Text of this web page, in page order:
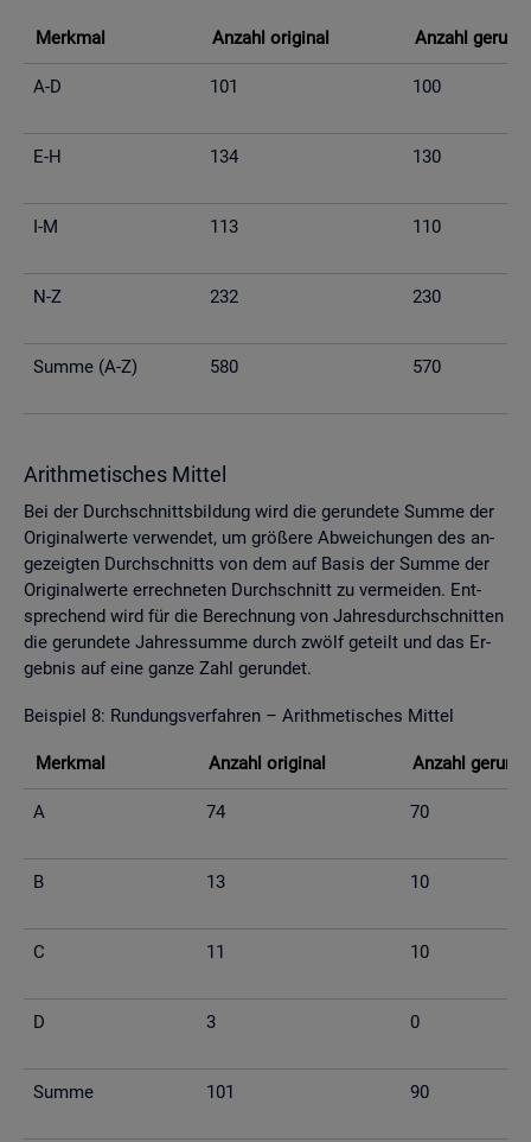
Merk­mal An­zahl ori­gi­nal An­zahl
A-D 101 100
E-H 134 130
I-M 113 110
N-Z 232 230
Summe (A-Z) 580 570
Arith­me­ti­sches Mit­tel
Bei der Durch­schnitts­bil­dung wird die ge­run­de­te Summe der
Ori­gi­nal­wer­te ver­wen­det, um grö­ße­re Ab­wei­chun­gen des an­
ge­zeig­ten Durch­schnitts von dem auf Basis der Summe der
Ori­gi­nal­wer­te er­rech­ne­ten Durch­schnitt zu ver­mei­den. Ent­
spre­chend wird für die Be­rech­nung von Jah­res­durch­schnit­ten
die ge­run­de­te Jah­res­sum­me durch zwölf ge­teilt und das Er­
geb­nis auf eine ganze Zahl ge­run­det.
Bei­spiel 8: Run­dungs­ver­fah­ren – Arith­me­ti­sches Mit­tel
Merk­mal An­zahl ori­gi­nal An­zahl
A 74 70
B 13 10
C 11 10
D 3 0
Summe 101 90